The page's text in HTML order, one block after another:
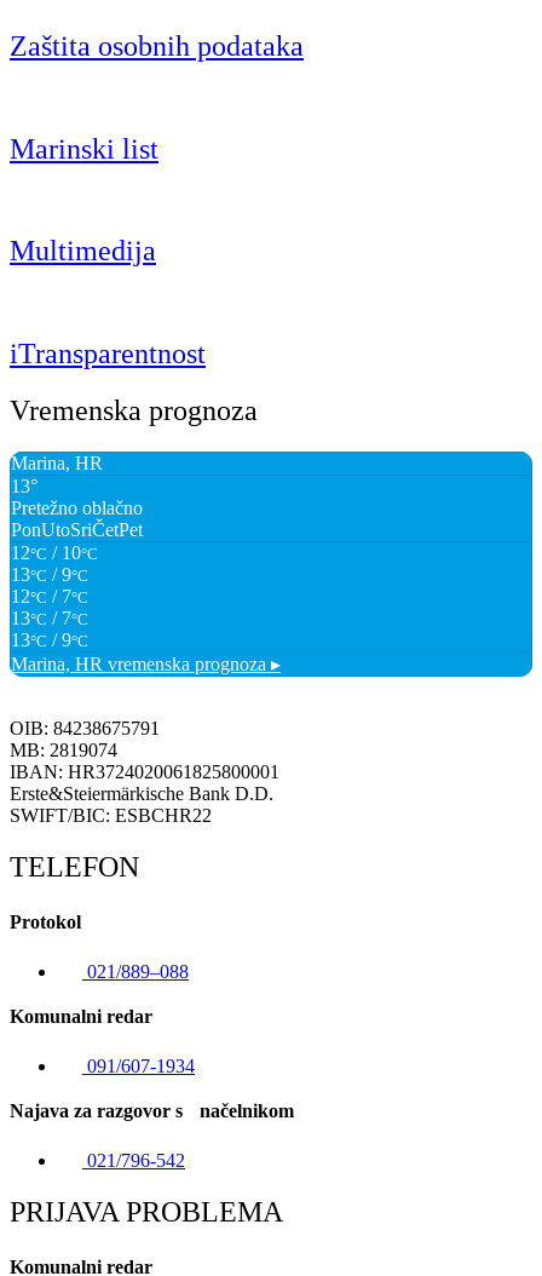
Zaštita osobnih podataka
Marinski list
Multimedija
iTransparentnost
Vremenska prognoza
Marina, HR
13°
Pretežno oblačno
PonUtoSriČetPet
12°C / 10°C
13°C / 9°C
12°C / 7°C
13°C / 7°C
13°C / 9°C
Marina, HR vremenska prognoza ▸
OIB: 84238675791
MB: 2819074
IBAN: HR3724020061825800001
Erste&Steiermärkische Bank D.D.
SWIFT/BIC: ESBCHR22
TELEFON
Protokol
021/889–088
Komunalni redar
091/607-1934
Najava za razgovor s načelnikom
021/796-542
PRIJAVA PROBLEMA
Komunalni redar